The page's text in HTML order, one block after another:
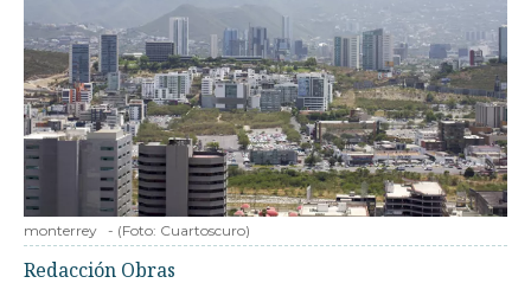
monterrey - (Foto: Cuartoscuro)
Redacción Obras